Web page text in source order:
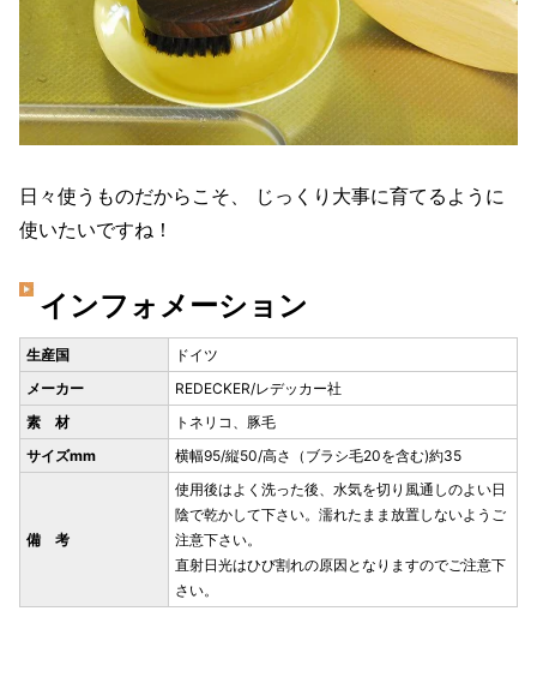
日々使うものだからこそ、 じっくり大事に育てるように
使いたいですね！
インフォメーション
生産国
ドイツ
メーカー
REDECKER/レデッカー社
素 材
トネリコ、豚毛
サイズmm
横幅95/縦50/高さ（ブラシ毛20を含む)約35
備 考
使用後はよく洗った後、水気を切り風通しのよい日
陰で乾かして下さい。濡れたまま放置しないようご
注意下さい。
直射日光はひび割れの原因となりますのでご注意下
さい。